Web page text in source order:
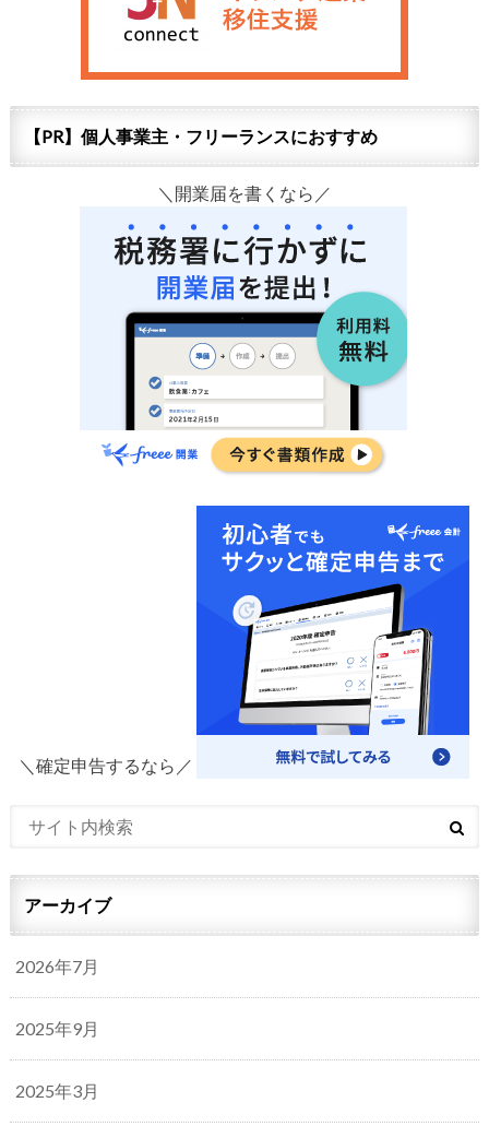
【PR】個人事業主・フリーランスにおすすめ
＼開業届を書くなら／
＼確定申告するなら／
アーカイブ
2026年7月
2025年9月
2025年3月